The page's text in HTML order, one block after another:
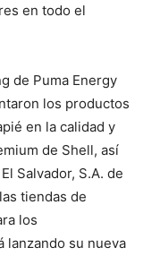
en todo el
de Puma Energy
los productos
en la calidad y
de Shell, así
Salvador, S.A. de
tiendas de
los
lanzando su nueva